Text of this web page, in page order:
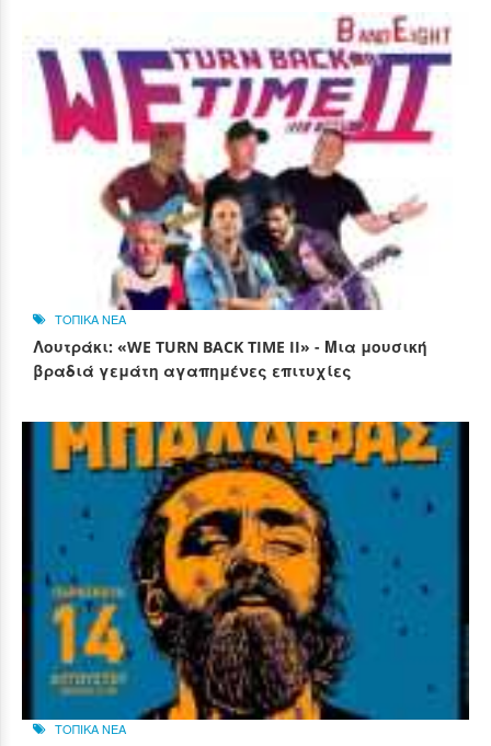
ΤΟΠΙΚΑ ΝΕΑ
Λουτράκι: «WE TURN BACK TIME II» - Μια μουσική
βραδιά γεμάτη αγαπημένες επιτυχίες
ΤΟΠΙΚΑ ΝΕΑ